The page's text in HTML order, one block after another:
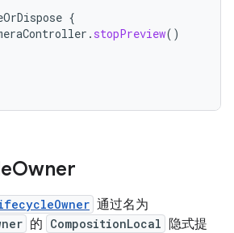
{
. stopPreview()
Owner
通过名为
的 CompositionLocal
隐式提